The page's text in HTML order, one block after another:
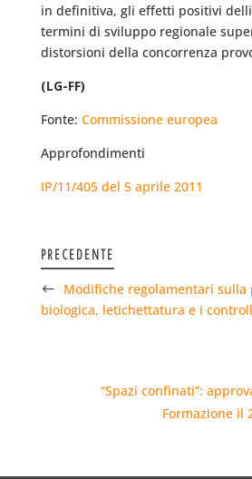
in definitiva, gli effetti positivi
termini di sviluppo regionale
distorsioni della concorrenza
(LG-FF)
Fonte: Commissione europea
Approfondimenti
IP/11/405 del 5 aprile 2011
PRECEDENTE
Modifiche regolamentari sulla
biologica, letichettatura e i
“Spazi confinati”:
Formazione il